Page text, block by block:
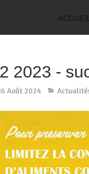
ACCUEIL
2023 -
Août 2024